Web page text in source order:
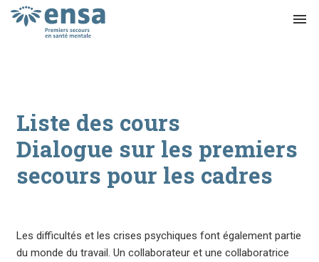
menu
Liste des cours
Dialogue sur les premiers
secours pour les cadres
Les difficultés et les crises psychiques font également partie
du monde du travail. Un collaborateur et une collaboratrice